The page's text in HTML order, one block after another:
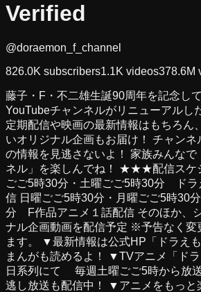
Verified
@doraemon_f_channel
826.0K subscribers1.1K videos378.6M
藤子・F・不二雄生誕90周年を記念し
YouTubeチャンネルがリニューアルし
定期配信や映画の最新情報はもちろん
いオリジナル企画もお届け！ チャン
の情報を見逃さないよ！ 家族みんなで
ネル」を楽しんでね！ ★★★配信ス
ごご5時30分・土曜ごご5時30分 ドラ
信 日曜ごご5時30分・月曜ごご5時30
分 F作品アニメ１話配信 そのほか、
ナル企画動画を配信予定 ※予告なく変
ます。 ▼最新情報は公式HP「ドラえ
まんがも読めるよ！ ▼TVアニメ「ド
日系列にて 毎週土曜ごご5時から放
逃し放送も配信中！ ▼アニメをもっと